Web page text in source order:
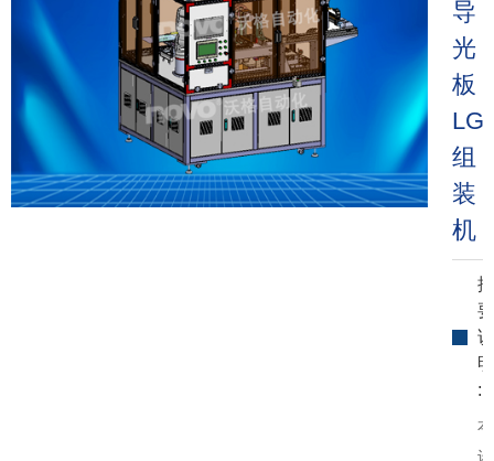
导
光
板
组
装
机
摘
要
说
明
:
本
设